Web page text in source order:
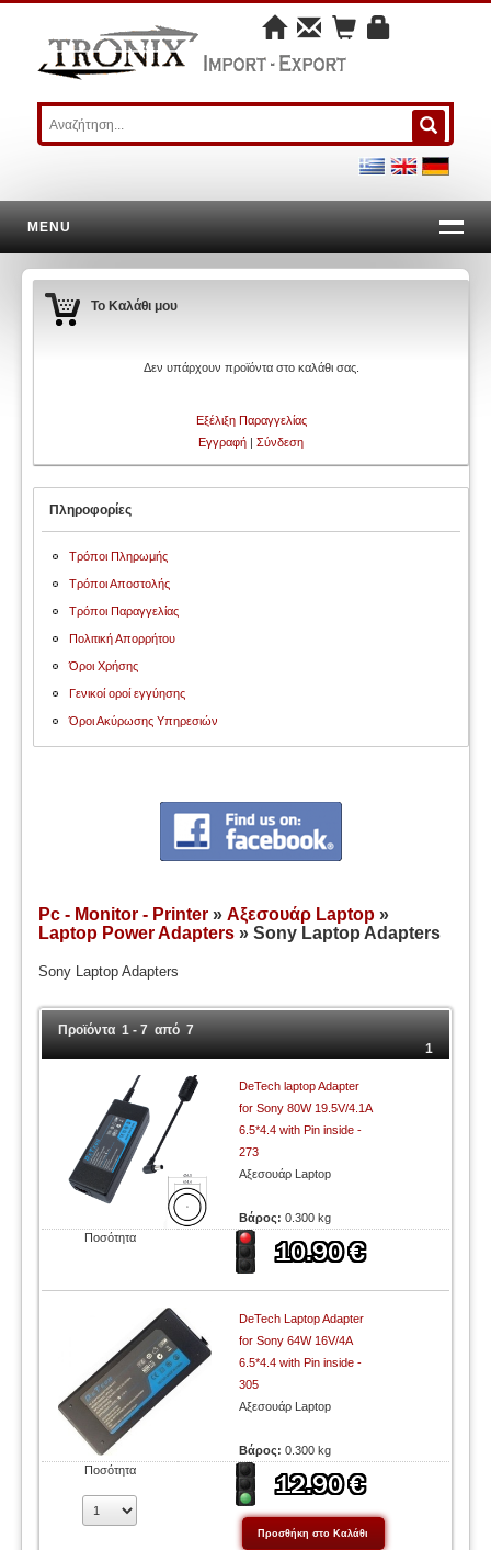
MENU
Το Καλάθι μου
Δεν υπάρχουν προϊόντα στο καλάθι σας.
Εξέλιξη Παραγγελίας
Εγγραφή | Σύνδεση
Πληροφορίες
Τρόποι Πληρωμής
Τρόποι Αποστολής
Τρόποι Παραγγελίας
Πολιτική Απορρήτου
Όροι Χρήσης
Γενικοί οροί εγγύησης
Όροι Ακύρωσης Υπηρεσιών
Pc - Monitor - Printer »Αξεσουάρ Laptop »
Laptop Power Adapters » Sony Laptop Adapters
Sony Laptop Adapters
Προϊόντα 1 - 7 από 7
1
DeTech laptop Adapter
for Sony 80W 19.5V/4.1A
6.5*4.4 with Pin inside -
273
Αξεσουάρ Laptop
Βάρος:0.300 kg
Ποσότητα
DeTech Laptop Adapter
for Sony 64W 16V/4A
6.5*4.4 with Pin inside -
305
Αξεσουάρ Laptop
Βάρος:0.300 kg
Ποσότητα